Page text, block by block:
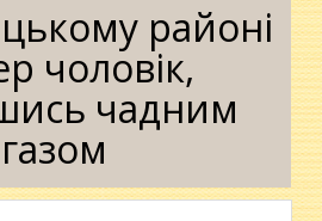
районі
чоловік,
чадним
газом